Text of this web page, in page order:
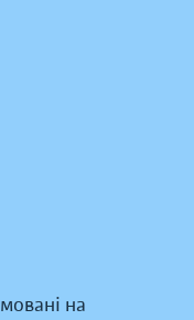
на